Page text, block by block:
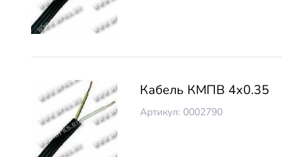
Кабель КМПВ 4х0.35
Артикул: 0002790